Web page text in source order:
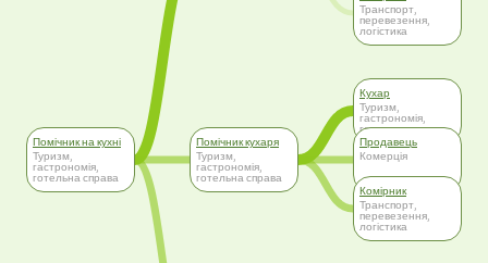
Помічник на кухні
Туризм,
гастрономія,
готельна справа
Помічник кухаря
Туризм,
гастрономія,
готельна справа
Транспорт,
перевезення,
логістика
Кухар
Туризм,
гастрономія,
готельна справа
Продавець
Комерція
Комірник
Транспорт,
перевезення,
логістика